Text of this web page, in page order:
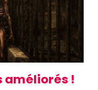
améliorés !